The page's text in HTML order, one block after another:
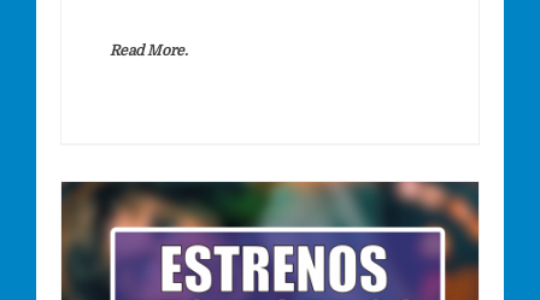
Read More.